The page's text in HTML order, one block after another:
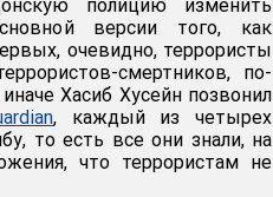
полицию изменить
версии того, как
очевидно, террористы
смертников, по-
Хасиб Хусейн позвонил
, каждый из четырех
то есть все они знали, на
что террористам не